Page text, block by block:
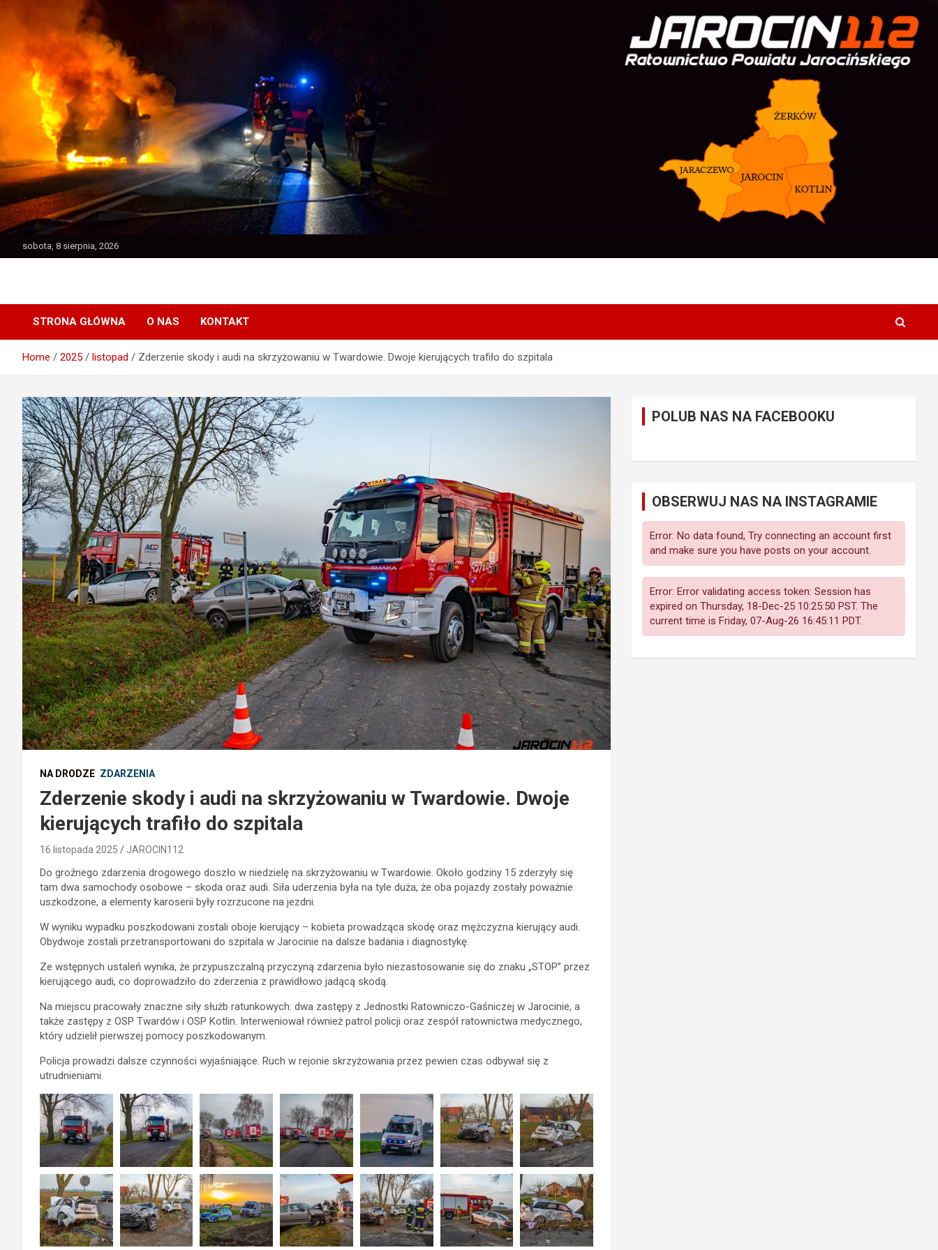
content
sobota, 8 sierpnia, 2026
Jarocin112
STRONA GŁÓWNA O NAS KONTAKT
Home 2025 listopad Zderzenie skody i audi na skrzyżowaniu w Twardowie. Dwoje kierujących trafiło do szpitala
NA DRODZE ZDARZENIA
Zderzenie skody i audi na skrzyżowaniu w Twardowie. Dwoje
kierujących trafiło do szpitala
16 listopada 2025 JAROCIN112
Do groźnego zdarzenia drogowego doszło w niedzielę na skrzyżowaniu w Twardowie. Około godziny 15 zderzyły się
tam dwa samochody osobowe – skoda oraz audi. Siła uderzenia była na tyle duża, że oba pojazdy zostały poważnie
uszkodzone, a elementy karoserii były rozrzucone na jezdni.
W wyniku wypadku poszkodowani zostali oboje kierujący – kobieta prowadząca skodę oraz mężczyzna kierujący audi.
Obydwoje zostali przetransportowani do szpitala w Jarocinie na dalsze badania i diagnostykę.
Ze wstępnych ustaleń wynika, że przypuszczalną przyczyną zdarzenia było niezastosowanie się do znaku „STOP” przez
kierującego audi, co doprowadziło do zderzenia z prawidłowo jadącą skodą.
Na miejscu pracowały znaczne siły służb ratunkowych: dwa zastępy z Jednostki Ratowniczo-Gaśniczej w Jarocinie, a
także zastępy z OSP Twardów i OSP Kotlin. Interweniował również patrol policji oraz zespół ratownictwa medycznego,
który udzielił pierwszej pomocy poszkodowanym.
Policja prowadzi dalsze czynności wyjaśniające. Ruch w rejonie skrzyżowania przez pewien czas odbywał się z
utrudnieniami.
POLUB NAS NA FACEBOOKU
OBSERWUJ NAS NA INSTAGRAMIE
Error: No data found, Try connecting an account first
and make sure you have posts on your account.
Error: Error validating access token: Session has
expired on Thursday, 18-Dec-25 10:25:50 PST. The
current time is Friday, 07-Aug-26 16:45:11 PDT.